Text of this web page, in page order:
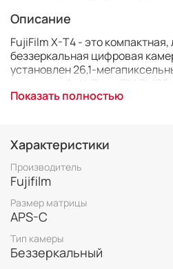
Описание
FujiFilm X-T4 - это компактная,
беззеркальная цифровая
установлен 26,1-
процессор обработки
функцией цифровой
которая выполняет точную
для компенсации дрожания
максимальную коррекцию при
Показать полностью
Характеристики
Производитель
Fujifilm
Размер матрицы
APS-C
Тип камеры
Беззеркальный